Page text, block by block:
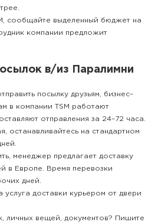
сообщайте выделенный бюджет на
компании предложит
в/из Паралимни
посылку друзьям, бизнес–
в компании TSM работают
отправления за 24–72 часа.
останавливайтесь на стандартном
менеджер предлагает доставку
в Европе. Время перевозки
дней.
доставки курьером от двери
личных вещей, документов? Пишите